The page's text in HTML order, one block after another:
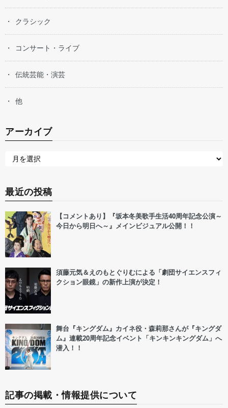
クラシック
コンサート・ライブ
伝統芸能・演芸
他
アーカイブ
最近の投稿
【コメントあり】『坂本冬美歌手生活40周年記念公演～
今日から明日へ～』メインビジュアル公開！！
須藤元気＆えのもとぐりむによる「劇団サイエンスフィ
クション眼鏡」の新作上演が決定！
舞台『キングダム』カイネ役・森莉那さんが『キングダ
ム』連載20周年記念イベント「キンキンキングダム」へ
潜入！！
記事の掲載・情報提供について